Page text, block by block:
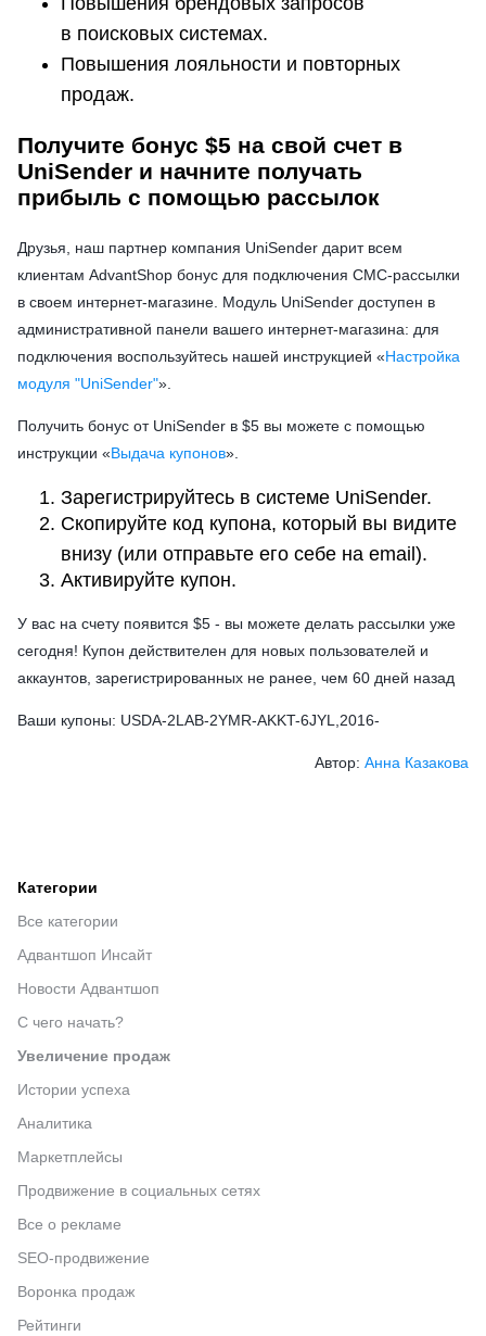
Категории
Все категории
Адвантшоп Инсайт
Новости Адвантшоп
С чего начать?
Увеличение продаж
Истории успеха
Аналитика
Маркетплейсы
Продвижение в социальных сетях
Все о рекламе
SEO-продвижение
Воронка продаж
Рейтинги
в поисковых системах.
Повышения лояльности и повторных
продаж.
Получите бонус $5 на свой счет в
UniSender и начните получать
прибыль с помощью рассылок
Друзья, наш партнер компания UniSender дарит всем
клиентам AdvantShop бонус для подключения СМС-рассылки
в своем интернет-магазине. Модуль UniSender доступен в
административной панели вашего интернет-магазина: для
подключения воспользуйтесь нашей инструкцией «Настройка
модуля "UniSender"».
Получить бонус от UniSender в $5 вы можете с помощью
инструкции «Выдача купонов».
Зарегистрируйтесь в системе UniSender.
Скопируйте код купона, который вы видите
внизу (или отправьте его себе на email).
Активируйте купон.
У вас на счету появится $5 - вы можете делать рассылки уже
сегодня! Купон действителен для новых пользователей и
аккаунтов, зарегистрированных не ранее, чем 60 дней назад
Ваши купоны: USDA-2LAB-2YMR-AKKT-6JYL,2016-
Автор: Анна Казакова